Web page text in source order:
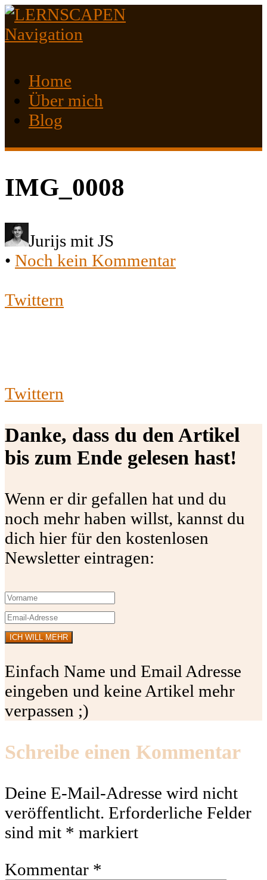
Navigation
Home
Über mich
Blog
IMG_0008
Jurijs mit JS
• Noch kein Kommentar
Twittern
Twittern
Danke, dass du den Artikel
bis zum Ende gelesen hast!
Wenn er dir gefallen hat und du
noch mehr haben willst, kannst du
dich hier für den kostenlosen
Newsletter eintragen:
Einfach Name und Email Adresse
eingeben und keine Artikel mehr
verpassen ;)
Schreibe einen Kommentar
Deine E-Mail-Adresse wird nicht
veröffentlicht. Erforderliche Felder
sind mit * markiert
Kommentar *